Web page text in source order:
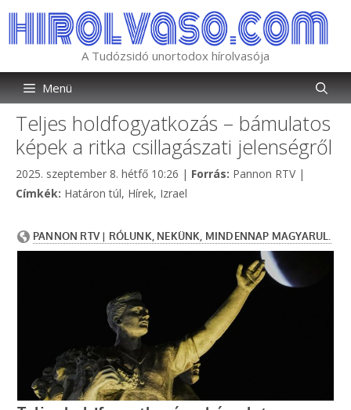
tartalomba
A Tudózsidó unortodox hírolvasója
Menü
Teljes holdfogyatkozás – bámulatos
képek a ritka csillagászati jelenségről
2025. szeptember 8. hétfő 10:26 | Forrás: Kategória
Pannon RTV |
Címkék: Címkék
Határon túl, Hírek, Izrael